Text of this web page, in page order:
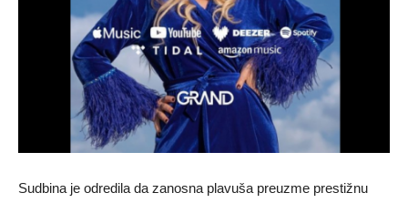
Sudbina je odredila da zanosna plavuša preuzme prestižnu